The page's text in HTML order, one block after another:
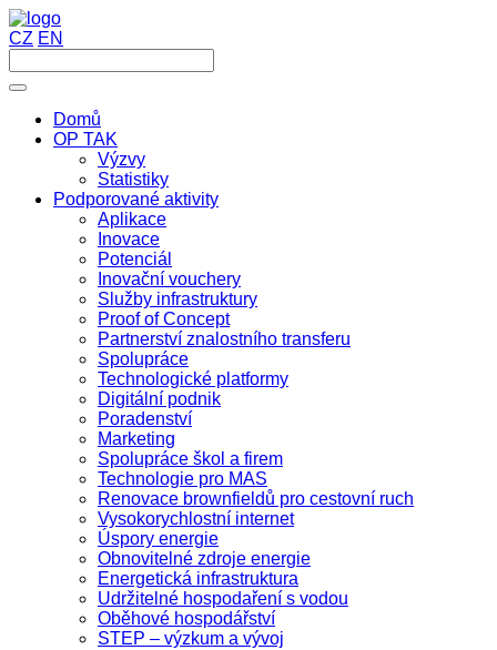
CZ EN
Domů
OP TAK
Výzvy
Statistiky
Podporované aktivity
Aplikace
Inovace
Potenciál
Inovační vouchery
Služby infrastruktury
Proof of Concept
Partnerství znalostního transferu
Spolupráce
Technologické platformy
Digitální podnik
Poradenství
Marketing
Spolupráce škol a firem
Technologie pro MAS
Renovace brownfieldů pro cestovní ruch
Vysokorychlostní internet
Úspory energie
Obnovitelné zdroje energie
Energetická infrastruktura
Udržitelné hospodaření s vodou
Oběhové hospodářství
STEP – výzkum a vývoj